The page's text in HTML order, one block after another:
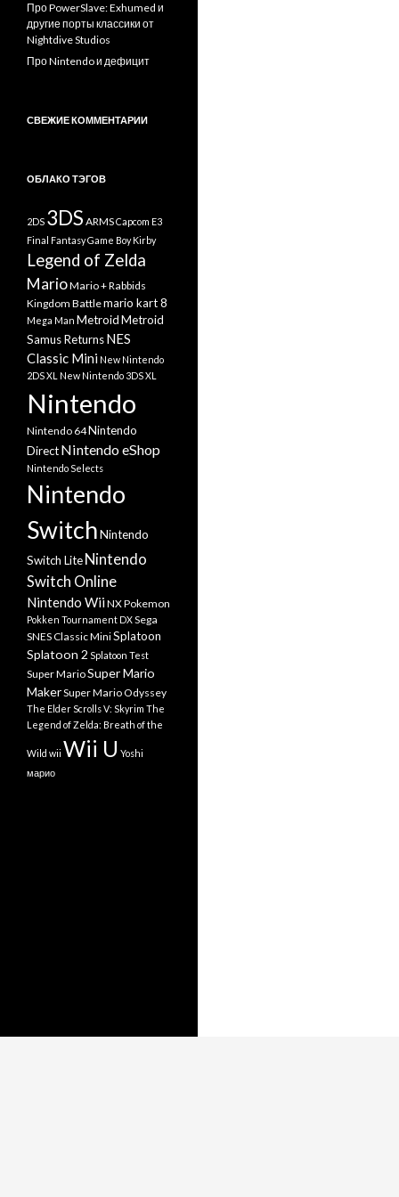
Про PowerSlave: Exhumed и
другие порты классики от
Nightdive Studios
Про Nintendo и дефицит
СВЕЖИЕ КОММЕНТАРИИ
ОБЛАКО ТЭГОВ
2DS 3DS ARMSCapcom E3
Final FantasyGame Boy Kirby
Legend of Zelda
MarioMario + Rabbids
Kingdom Battlemario kart 8
Mega Man MetroidMetroid
Samus ReturnsNES
Classic Mini New Nintendo
2DS XL New Nintendo 3DS XL
Nintendo
Nintendo 64Nintendo
DirectNintendo eShop
Nintendo Selects
Nintendo
SwitchNintendo
Switch LiteNintendo
Switch Online
Nintendo WiiNXPokemon
Pokken Tournament DXSega
SNES Classic MiniSplatoon
Splatoon 2 Splatoon Test
Super MarioSuper Mario
MakerSuper Mario Odyssey
The Elder Scrolls V: Skyrim The
Legend of Zelda: Breath of the
Wild wii Wii U Yoshi
марио